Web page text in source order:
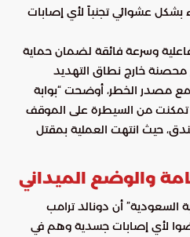
بشكل عشوائي تجنباً لأي إصابات
وسرعة فائقة لضمان حماية
محصنة خارج نطاق التهديد
مصدر الخطر، أوضحت “بوابة
تمكنت من السيطرة على الموقف
حيث انتهت العملية بمقتل
والوضع الميداني
السعودية” أن دونالد ترامب
لأي إصابات جسدية وهم في